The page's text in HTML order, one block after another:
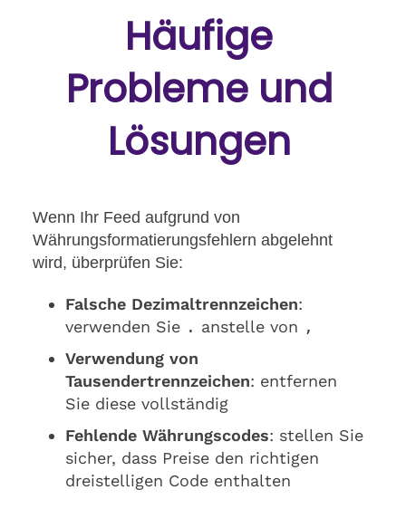
Häufige
Probleme und
Lösungen
Wenn Ihr Feed aufgrund von
Währungsformatierungsfehlern abgelehnt
wird, überprüfen Sie:
Falsche Dezimaltrennzeichen:
verwenden Sie . anstelle von ,
Verwendung von
Tausendertrennzeichen: entfernen
Sie diese vollständig
Fehlende Währungscodes: stellen Sie
sicher, dass Preise den richtigen
dreistelligen Code enthalten